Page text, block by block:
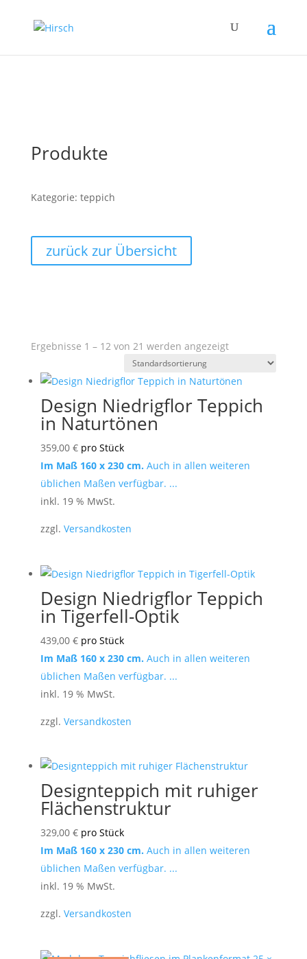
Produkte
Kategorie: teppich
zurück zur Übersicht
Ergebnisse 1 – 12 von 21 werden angezeigt
Design Niedrigflor Teppich
in Naturtönen
359,00 € pro Stück
Im Maß 160 x 230 cm. Auch in allen weiteren
üblichen Maßen verfügbar. ...
inkl. 19 % MwSt.
zzgl. Versandkosten
Design Niedrigflor Teppich
in Tigerfell-Optik
439,00 € pro Stück
Im Maß 160 x 230 cm. Auch in allen weiteren
üblichen Maßen verfügbar. ...
inkl. 19 % MwSt.
zzgl. Versandkosten
Designteppich mit ruhiger
Flächenstruktur
329,00 € pro Stück
Im Maß 160 x 230 cm. Auch in allen weiteren
üblichen Maßen verfügbar. ...
inkl. 19 % MwSt.
zzgl. Versandkosten